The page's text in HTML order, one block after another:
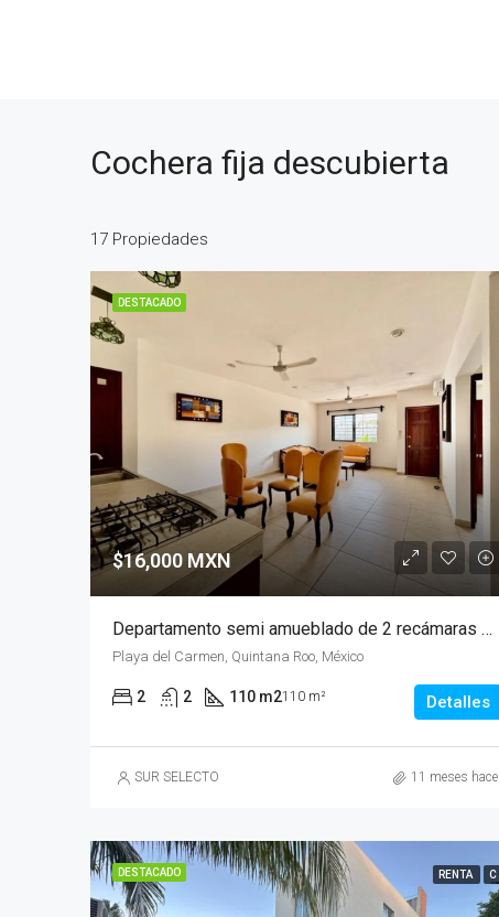
Cochera fija descubierta
17 Propiedades
DESTACADO
$16,000 MXN
Departamento semi amueblado de 2 recámaras sobre Av Constituyentes, Playa del Carmen
Playa del Carmen, Quintana Roo, México
2 2 110 m2110 m² Detalles
SUR SELECTO 11 meses hace
DESTACADO RENTA C